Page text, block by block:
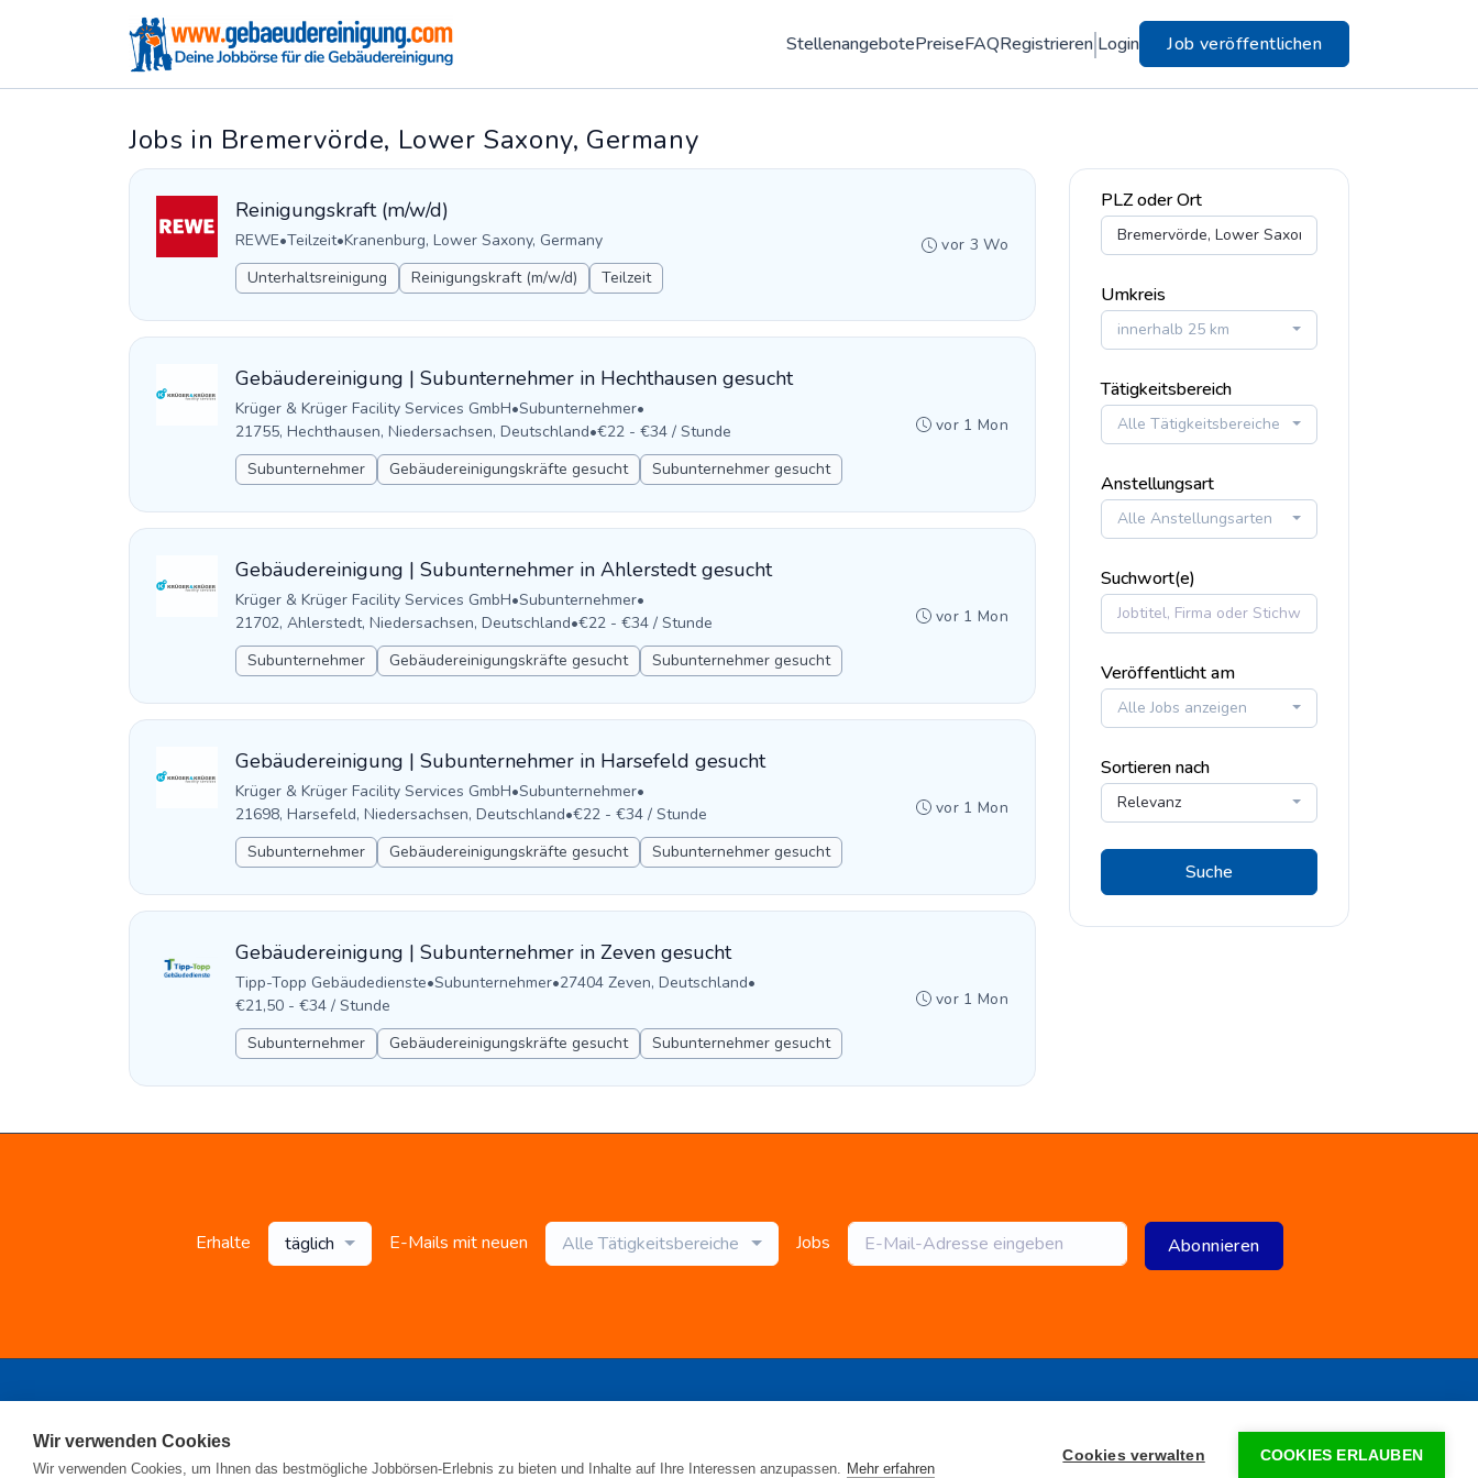
StellenangebotePreiseFAQRegistrieren Login Job veröffentlichen
Jobs in Bremervörde, Lower Saxony, Germany
Reinigungskraft (m/w/d)
REWE•Teilzeit•Kranenburg, Lower Saxony, Germany
Unterhaltsreinigung
Reinigungskraft (m/w/d) Teilzeit
vor 3 Wo
Gebäudereinigung | Subunternehmer in Hechthausen gesucht
Krüger & Krüger Facility Services GmbH•Subunternehmer•
21755, Hechthausen, Niedersachsen, Deutschland•€22 - €34 / Stunde
Subunternehmer
Gebäudereinigungskräfte gesucht Subunternehmer gesucht
vor 1 Mon
Gebäudereinigung | Subunternehmer in Ahlerstedt gesucht
Krüger & Krüger Facility Services GmbH•Subunternehmer•
21702, Ahlerstedt, Niedersachsen, Deutschland•€22 - €34 / Stunde
Subunternehmer
Gebäudereinigungskräfte gesucht Subunternehmer gesucht
vor 1 Mon
Gebäudereinigung | Subunternehmer in Harsefeld gesucht
Krüger & Krüger Facility Services GmbH•Subunternehmer•
21698, Harsefeld, Niedersachsen, Deutschland•€22 - €34 / Stunde
Subunternehmer
Gebäudereinigungskräfte gesucht Subunternehmer gesucht
vor 1 Mon
Gebäudereinigung | Subunternehmer in Zeven gesucht
Tipp-Topp Gebäudedienste•Subunternehmer•27404 Zeven, Deutschland•
€21,50 - €34 / Stunde
Subunternehmer
Gebäudereinigungskräfte gesucht Subunternehmer gesucht
vor 1 Mon
PLZ oder Ort
Umkreis
innerhalb 25 km
Tätigkeitsbereich
Alle Tätigkeitsbereiche
Anstellungsart
Alle Anstellungsarten
Suchwort(e)
Veröffentlicht am
Alle Jobs anzeigen
Sortieren nach
Relevanz
Suche
Erhalte täglich E-Mails mit neuen Alle Tätigkeitsbereiche Jobs Abonnieren
Wir verwenden Cookies
Wir verwenden Cookies, um Ihnen das bestmögliche Jobbörsen-Erlebnis zu bieten und Inhalte auf Ihre Interessen anzupassen. Mehr erfahren
Cookies verwalten COOKIES ERLAUBEN